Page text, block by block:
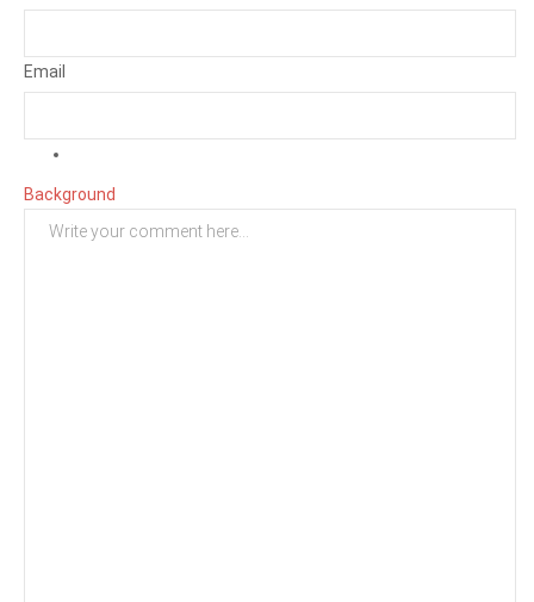
Email
Background